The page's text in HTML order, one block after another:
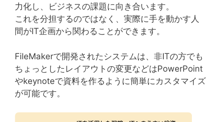
力化し、ビジネスの課題に向き合います。
これを分担するのではなく、実際に手を動かす人
間がIT企画から関わることができます。
FileMakerで開発されたシステムは、非ITの方でも
ちょっとしたレイアウトの変更などはPowerPoint
やkeynoteで資料を作るように簡単にカスタマイズ
が可能です。